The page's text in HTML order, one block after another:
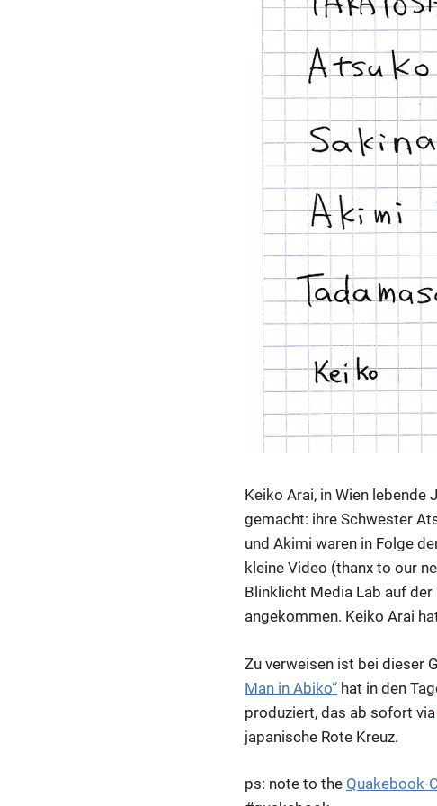
Keiko Arai, in Wien lebende
gemacht: ihre Schwester
und Akimi waren in Folge
kleine Video (thanx to our
Blinklicht Media Lab auf
angekommen. Keiko Arai
Zu verweisen ist bei dieser
Man in Abiko“ hat in den
produziert, das ab sofort via
japanische Rote Kreuz.
ps: note to the Quakebook-